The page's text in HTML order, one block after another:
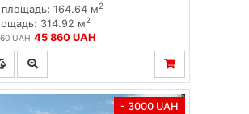
площадь: 164.64 м2
314.92 м2
UAH 45 860 UAH
- 3000 UAH